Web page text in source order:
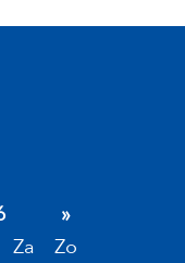
»
Za
Zo